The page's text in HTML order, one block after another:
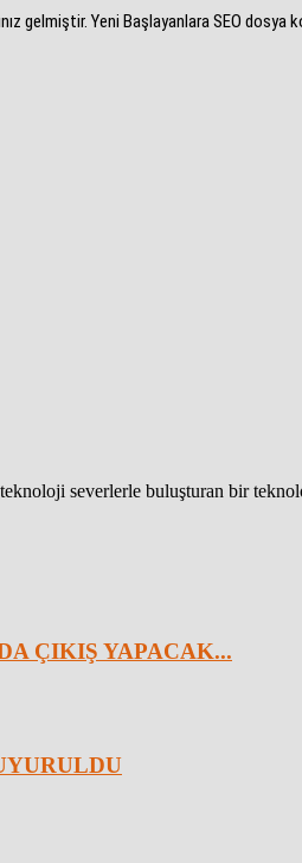
gelmiştir. Yeni Başlayanlara SEO dosya
severlerle buluşturan bir
ÇIKIŞ YAPACAK...